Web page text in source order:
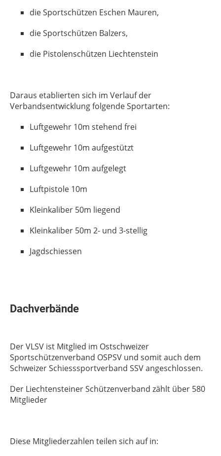
die Sportschützen Eschen Mauren,
die Sportschützen Balzers,
die Pistolenschützen Liechtenstein
Daraus etablierten sich im Verlauf der
Verbandsentwicklung folgende Sportarten:
Luftgewehr 10m stehend frei
Luftgewehr 10m aufgestützt
Luftgewehr 10m aufgelegt
Luftpistole 10m
Kleinkaliber 50m liegend
Kleinkaliber 50m 2- und 3-stellig
Jagdschiessen
Dachverbände
DerVLSV ist Mitglied im Ostschweizer
Sportschützenverband OSPSV und somit auch dem
Schweizer Schiesssportverband SSV angeschlossen.
Der Liechtensteiner Schützenverband zählt über 580
Mitglieder
Diese Mitgliederzahlen teilen sich auf in: